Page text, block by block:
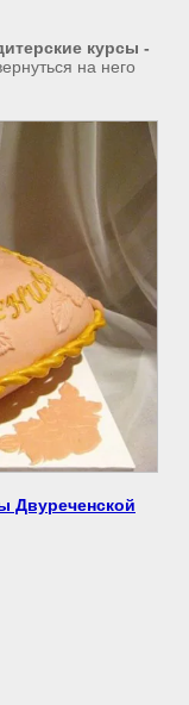
курсы -
на него
Двуреченской